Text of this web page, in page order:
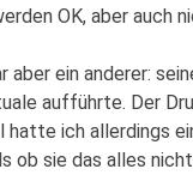
OK, aber auch
ein anderer:
aufführte. Der
ich allerdings
ob sie das alles